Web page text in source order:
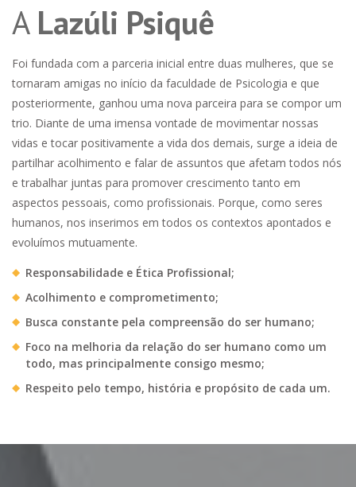
SOBRE NÓS
A Lazúli Psiquê
Foi fundada com a parceria inicial entre duas mulheres, que se
tornaram amigas no início da faculdade de Psicologia e que
posteriormente, ganhou uma nova parceira para se compor um
trio. Diante de uma imensa vontade de movimentar nossas
vidas e tocar positivamente a vida dos demais, surge a ideia de
partilhar acolhimento e falar de assuntos que afetam todos nós
e trabalhar juntas para promover crescimento tanto em
aspectos pessoais, como profissionais. Porque, como seres
humanos, nos inserimos em todos os contextos apontados e
Responsabilidade e Ética Profissional;
Acolhimento e comprometimento;
Busca constante pela compreensão do ser humano;
Foco na melhoria da relação do ser humano como um
todo, mas principalmente consigo mesmo;